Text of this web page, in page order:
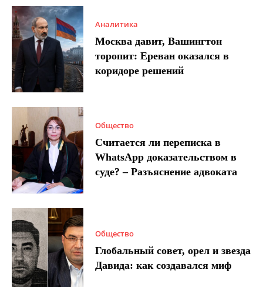
Аналитика
Москва давит, Вашингтон
торопит: Ереван оказался в
коридоре решений
Общество
Считается ли переписка в
WhatsApp доказательством в
суде? – Разъяснение адвоката
Общество
Глобальный совет, орел и звезда
Давида: как создавался миф